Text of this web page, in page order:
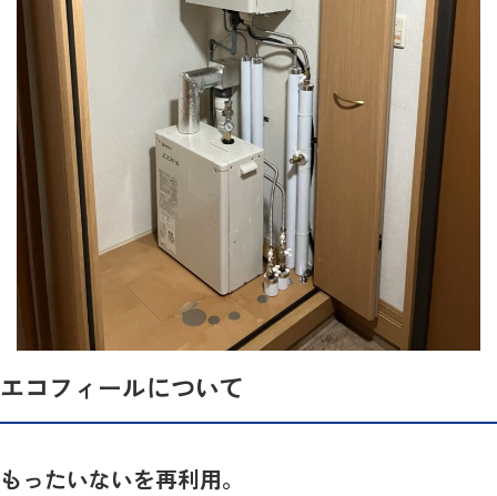
エコフィールについて
もったいないを再利用。